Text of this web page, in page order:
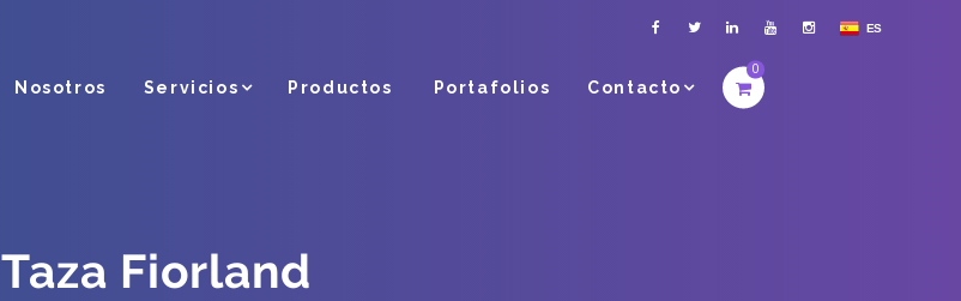
Nosotros Servicios Productos Portafolios Contacto
ES
0
Taza Fiorland